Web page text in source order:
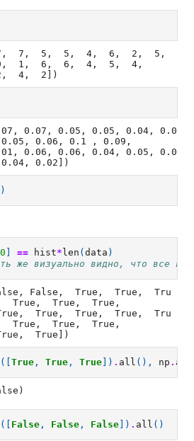
7,  5,  5,  4,  6,  2,  5,
1,  6,  6,  4,  5,  4,
2,  4,  2])
0.07, 0.05, 0.05, 0.04, 0.0
0.06, 0.1 , 0.09,
0.02])
)
[0 == hist* len (data )
же визуально видно, что все
False,  True,  True,  Tru
True,  True,  True,
True,  True,  True,
True,  True])
([True , True , True ]) . all (), np .
([ False , False , False ]) . all ()